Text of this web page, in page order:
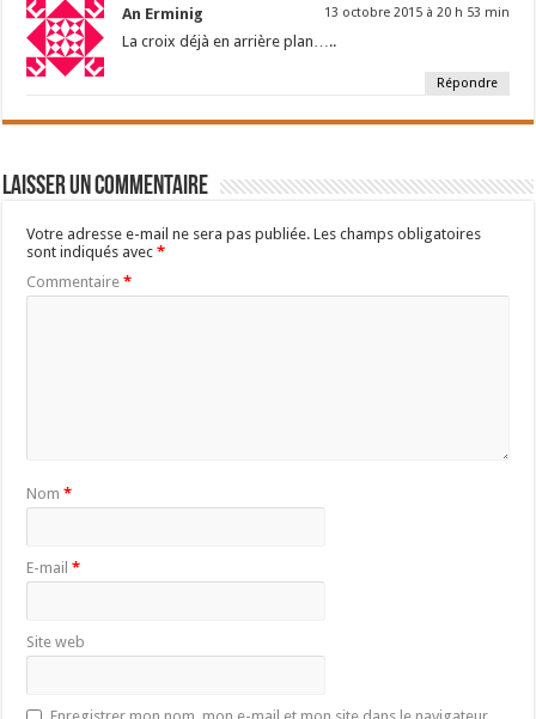
An Erminig 13 octobre 2015 à 20 h 53 min
La croix déjà en arrière plan…..
Répondre
Laisser un commentaire
Votre adresse e-mail ne sera pas publiée. Les champs obligatoires
sont indiqués avec*
Commentaire*
Nom*
E-mail*
Site web